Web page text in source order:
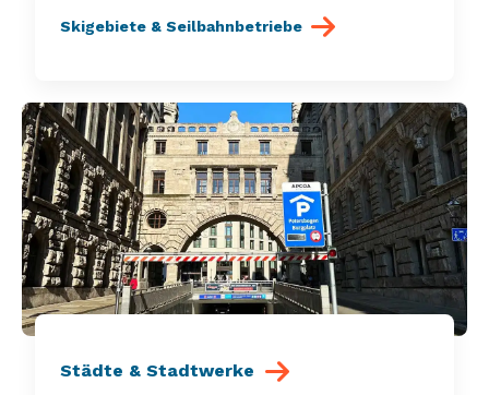
Skigebiete & Seilbahnbetriebe
Städte & Stadtwerke